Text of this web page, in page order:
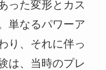
った変形とカス
単なるパワーア
り、それに伴っ
は、当時のプレ